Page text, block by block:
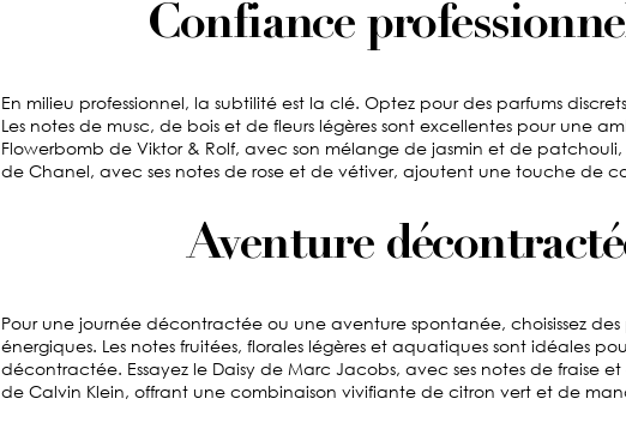
Confiance
En milieu professionnel, la subtilité est la clé. Optez pour des parfums
Les notes de musc, de bois et de fleurs légères sont excellentes pour une
Flowerbomb de Viktor & Rolf, avec son mélange de jasmin et de
de Chanel, avec ses notes de rose et de vétiver, ajoutent une touche de
Aventure
Pour une journée décontractée ou une aventure spontanée, choisissez
énergiques. Les notes fruitées, florales légères et aquatiques sont idéales
décontractée. Essayez le Daisy de Marc Jacobs, avec ses notes de fraise
de Calvin Klein, offrant une combinaison vivifiante de citron vert et de